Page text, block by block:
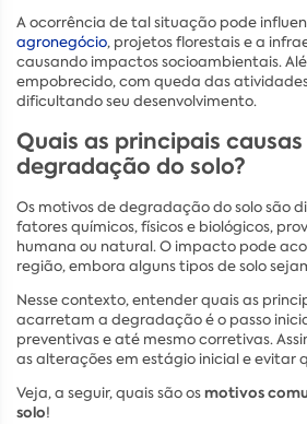
A ocorrência de tal situação pode
agronegócio, projetos florestais e a
causando impactos socioambientais.
empobrecido, com queda das
dificultando seu desenvolvimento.
Quais as principais
degradação do solo?
Os motivos de degradação do solo são
fatores químicos, físicos e biológicos,
humana ou natural. O impacto pode
região, embora alguns tipos de solo
Nesse contexto, entender quais as
acarretam a degradação é o passo
preventivas e até mesmo corretivas.
as alterações em estágio inicial e evitar
Veja, a seguir, quais são osmotivos
solo!